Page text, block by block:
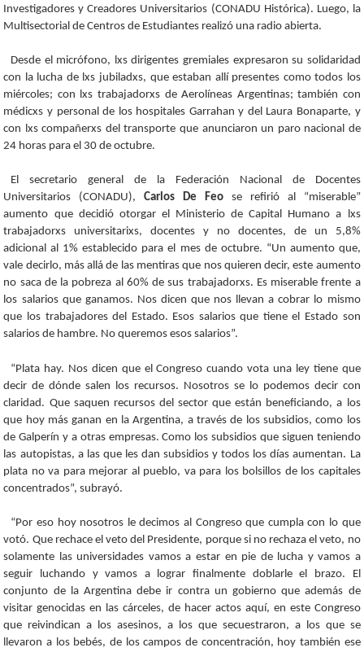
Investigadores y Creadores Universitarios (CONADU Histórica). Luego, la
Multisectorial de Centros de Estudiantes realizó una radio abierta.
Desde el micrófono, lxs dirigentes gremiales expresaron su solidaridad
con la lucha de lxs jubiladxs, que estaban allí presentes como todos los
miércoles; con lxs trabajadorxs de Aerolíneas Argentinas; también con
médicxs y personal de los hospitales Garrahan y del Laura Bonaparte, y
con lxs compañerxs del transporte que anunciaron un paro nacional de
24 horas para el 30 de octubre.
El secretario general de la Federación Nacional de Docentes
Universitarios (CONADU),Carlos De Feo se refirió al “miserable”
aumento que decidió otorgar el Ministerio de Capital Humano a lxs
trabajadorxs universitarixs, docentes y no docentes, de un 5,8%
adicional al 1% establecido para el mes de octubre. “Un aumento que,
vale decirlo, más allá de las mentiras que nos quieren decir, este aumento
no saca de la pobreza al 60% de sus trabajadorxs. Es miserable frente a
los salarios que ganamos. Nos dicen que nos llevan a cobrar lo mismo
que los trabajadores del Estado. Esos salarios que tiene el Estado son
salarios de hambre. No queremos esos salarios”.
“Plata hay. Nos dicen que el Congreso cuando vota una ley tiene que
decir de dónde salen los recursos. Nosotros se lo podemos decir con
claridad. Que saquen recursos del sector que están beneficiando, a los
que hoy más ganan en la Argentina, a través de los subsidios, como los
de Galperín y a otras empresas. Como los subsidios que siguen teniendo
las autopistas, a las que les dan subsidios y todos los días aumentan. La
plata no va para mejorar al pueblo, va para los bolsillos de los capitales
concentrados”, subrayó.
“Por eso hoy nosotros le decimos al Congreso que cumpla con lo que
votó. Que rechace el veto del Presidente, porque si no rechaza el veto, no
solamente las universidades vamos a estar en pie de lucha y vamos a
seguir luchando y vamos a lograr finalmente doblarle el brazo. El
conjunto de la Argentina debe ir contra un gobierno que además de
visitar genocidas en las cárceles, de hacer actos aquí, en este Congreso
que reivindican a los asesinos, a los que secuestraron, a los que se
llevaron a los bebés, de los campos de concentración, hoy también ese